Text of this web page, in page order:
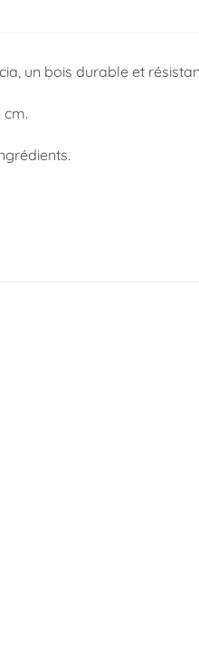
un bois durable et
cm.